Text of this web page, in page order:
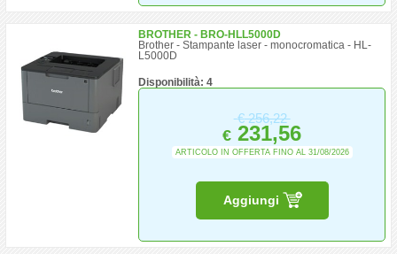
BROTHER - BRO-HLL5000D
Brother - Stampante laser - monocromatica - HL-
L5000D
Disponibilità: 4
€256,22
€ 231,56
ARTICOLO IN OFFERTA FINO AL 31/08/2026
Aggiungi